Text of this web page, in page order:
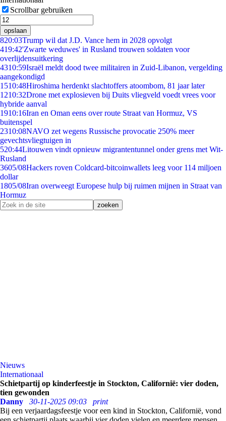
Scrollbar gebruiken
opslaan
820:03Trump wil dat J.D. Vance hem in 2028 opvolgt
419:42'Zwarte weduwes' in Rusland trouwen soldaten voor
overlijdensuitkering
4310:59Israël meldt dood twee militairen in Zuid-Libanon, vergelding
aangekondigd
1510:48Hiroshima herdenkt slachtoffers atoombom, 81 jaar later
1210:32Drone met explosieven bij Duits vliegveld voedt vrees voor
hybride aanval
1910:16Iran en Oman eens over route Straat van Hormuz, VS
buitenspel
2310:08NAVO zet wegens Russische provocatie 250% meer
gevechtsvliegtuigen in
520:44Litouwen vindt opnieuw migrantentunnel onder grens met Wit-
Rusland
3605/08Hackers roven Coldcard-bitcoinwallets leeg voor 114 miljoen
dollar
1805/08Iran overweegt Europese hulp bij ruimen mijnen in Straat van
Hormuz
Nieuws
Internationaal
Schietpartij op kinderfeestje in Stockton, Californië: vier doden,
tien gewonden
Danny
30-11-2025 09:03
print
Bij een verjaardagsfeestje voor een kind in Stockton, Californië, vond